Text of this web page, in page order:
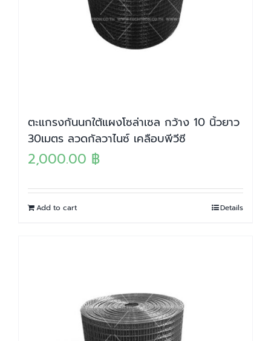
ตะแกรงกันนกใต้แผงโซล่าเซล กว้าง 10 นิ้วยาว
30เมตร ลวดกัลวาไนซ์ เคลือบพีวีซี
2,000.00 ฿
Add to cart Details